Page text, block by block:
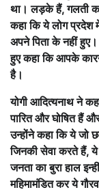
था। लड़के हैं, गलती
कहा कि ये लोग प्रदेश
अपने पिता के नहीं
हुए कहा कि आपके
है।
योगी आदित्यनाथ ने
पारित और घोषित हैं
उन्होंने कहा कि ये जो
जिनकी सेवा करते हैं, ये
जनता का बुरा हाल
महिमामंडित कर ये